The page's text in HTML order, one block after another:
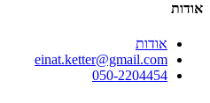
אודות
אודות
einat.ketter@gmail.com
050-2204454